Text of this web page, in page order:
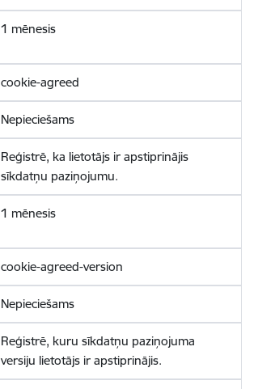
1 mēnesis
cookie-agreed
Nepieciešams
Reģistrē, ka lietotājs ir apstiprinājis
sīkdatņu paziņojumu.
1 mēnesis
cookie-agreed-version
Nepieciešams
Reģistrē, kuru sīkdatņu paziņojuma
versiju lietotājs ir apstiprinājis.